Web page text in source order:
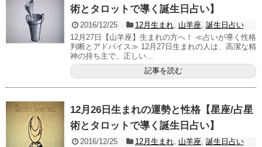
術とタロットで導く誕生日占い】
2016/12/25 12月生まれ, 山羊座, 誕生日占い
12月27日【山羊座】生まれの方へ！ ≪占いが導く性格
判断とアドバイス≫ 12月27日生まれの人は、高潔な精
神の持ち主で、正しい...
記事を読む
12月26日生まれの運勢と性格【星座/占星
術とタロットで導く誕生日占い】
2016/12/25 12月生まれ, 山羊座, 誕生日占い